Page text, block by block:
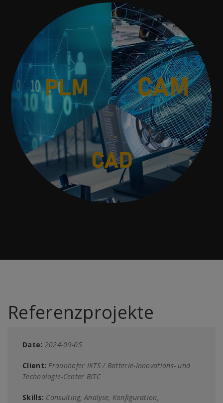
Referenzprojekte
Date: 2024-09-05
Client: Fraunhofer IKTS / Batterie-Innovations- und
Technologie-Center BITC
Skills: Consulting, Analyse, Konfiguration,